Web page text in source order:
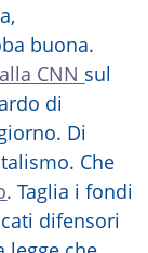
buona.
CNN sul
di
Di
Che
. Taglia i fondi
difensori